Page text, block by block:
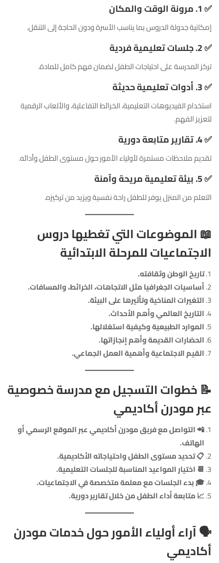
✅1. مرونة الوقت والمكان
إمكانية جدولة الدروس بما يناسب الأسرة ودون الحاجة إلى التنقل.
✅2. جلسات تعليمية فردية
تركز المدرسة على احتياجات الطفل لضمان فهم كامل للمادة.
✅3. أدوات تعليمية حديثة
استخدام الفيديوهات التعليمية، الخرائط التفاعلية، والألعاب الرقمية
لتعزيز الفهم.
✅4. تقارير متابعة دورية
تقديم ملاحظات مستمرة لأولياء الأمور حول مستوى الطفل وأدائه.
✅5. بيئة تعليمية مريحة وآمنة
التعلم من المنزل يوفر للطفل راحة نفسية ويزيد من تركيزه.
📖الموضوعات التي تغطيها دروس
الاجتماعيات للمرحلة الابتدائية
تاريخ الوطن وثقافته.
أساسيات الجغرافيا مثل الاتجاهات، الخرائط، والمسافات.
التغيرات المناخية وتأثيرها على البيئة.
التاريخ العالمي وأهم الأحداث.
الموارد الطبيعية وكيفية استغلالها.
الحضارات القديمة وأهم إنجازاتها.
القيم الاجتماعية وأهمية العمل الجماعي.
📝 خطوات التسجيل مع مدرسة خصوصية
عبر مودرن أكاديمي
📲 التواصل مع فريق مودرن أكاديمي عبر الموقع الرسمي أو
الهاتف.
📋 تحديد مستوى الطفل واحتياجاته الأكاديمية.
📆 اختيار المواعيد المناسبة للجلسات التعليمية.
🎓 بدء الجلسات مع معلمة متخصصة في الاجتماعيات.
📈 متابعة أداء الطفل من خلال تقارير دورية.
🗣️آراء أولياء الأمور حول خدمات مودرن
أكاديمي